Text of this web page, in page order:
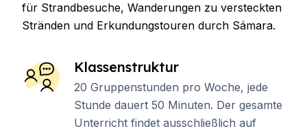
für Strandbesuche, Wanderungen zu versteckten
Stränden und Erkundungstouren durch Sámara.
Klassenstruktur
20 Gruppenstunden pro Woche, jede
Stunde dauert 50 Minuten. Der gesamte
Unterricht findet ausschließlich auf